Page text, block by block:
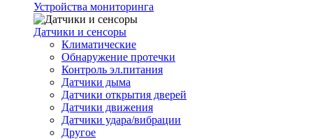
Устройства мониторинга
Датчики и сенсоры
Климатические
Обнаружение протечки
Контроль эл.питания
Датчики дыма
Датчики открытия дверей
Датчики движения
Датчики удара/вибрации
Другое